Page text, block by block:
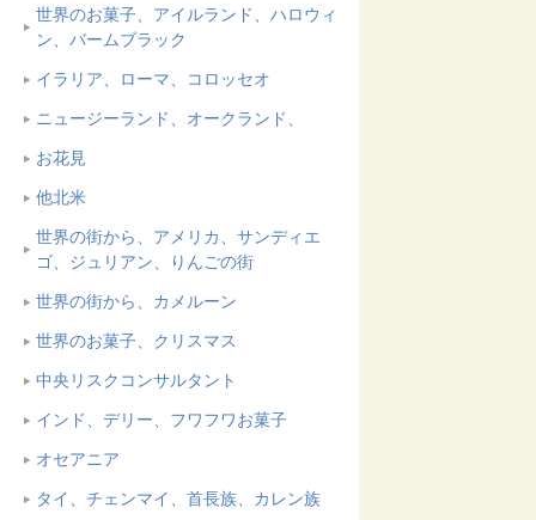
世界のお菓子、アイルランド、ハロウィ
ン、バームブラック
イラリア、ローマ、コロッセオ
ニュージーランド、オークランド、
お花見
他北米
世界の街から、アメリカ、サンディエ
ゴ、ジュリアン、りんごの街
世界の街から、カメルーン
世界のお菓子、クリスマス
中央リスクコンサルタント
インド、デリー、フワフワお菓子
オセアニア
タイ、チェンマイ、首長族、カレン族